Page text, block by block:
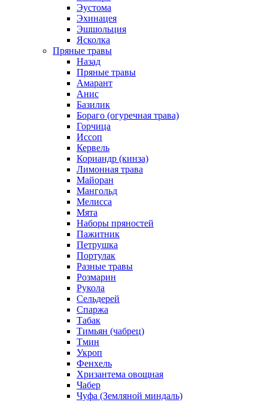
Эустома
Эхинацея
Эшшольция
Ясколка
Пряные травы
Назад
Пряные травы
Амарант
Анис
Базилик
Бораго (огуречная трава)
Горчица
Иссоп
Кервель
Кориандр (кинза)
Лимонная трава
Майоран
Мангольд
Мелисса
Мята
Наборы пряностей
Пажитник
Петрушка
Портулак
Разные травы
Розмарин
Рукола
Сельдерей
Спаржа
Табак
Тимьян (чабрец)
Тмин
Укроп
Фенхель
Хризантема овощная
Чабер
Чуфа (Земляной миндаль)